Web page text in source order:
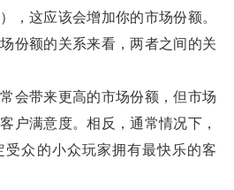
，这应该会增加你的市场份额。
份额的关系来看，两者之间的关
会带来更高的市场份额，但市场
户满意度。相反，通常情况下，
众的小众玩家拥有最快乐的客